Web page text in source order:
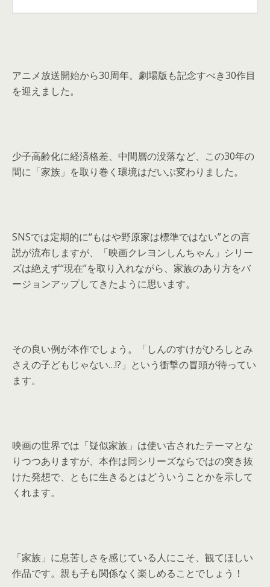
アニメ放送開始から30周年。劇場版も記念すべき30作目
を迎えました。
少子高齢化に経済格差、中間層の没落など、この30年の
間に「家族」を取り巻く環境はだいぶ変わりました。
SNSでは定期的に“もはや野原家は標準ではない”との言
説が流布しますが、「映画クレヨンしんちゃん」シリー
ズは絶えず“現在”を取り入れながら、家族のあり方をバ
ージョンアップしてきたように思います。
その良い例が本作でしょう。「しんのすけがひろしとみ
さえの子どもじゃない…!?」という衝撃の冒頭が待ってい
ます。
映画の世界では「疑似家族」は使い古されたテーマとな
りつつありますが、本作は同シリーズならではの突き抜
けた発想で、ともに生きるとはどういうことかを示して
くれます。
「家族」に息苦しさを感じている人にこそ、観てほしい
作品です。親も子も関係なく楽しめることでしょう！